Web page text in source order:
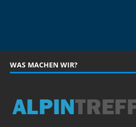
WAS MACHEN WIR?